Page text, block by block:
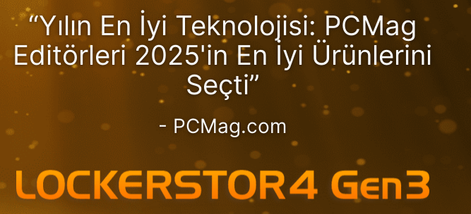
“Yılın En İyi Teknolojisi: PCMag
Editörleri 2025'in En İyi Ürünlerini
Seçti”
- PCMag.com
Gen2, Ryzen
ve Hız!
Yüksek Performanslı 2,5 GbE NAS